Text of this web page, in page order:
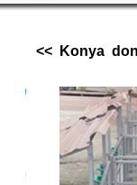
<< Konya